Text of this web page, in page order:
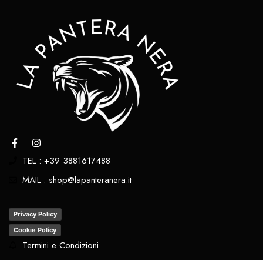
TEL : +39 3881617488
MAIL : shop@lapanteranera.it
Privacy Policy
Cookie Policy
Termini e Condizioni